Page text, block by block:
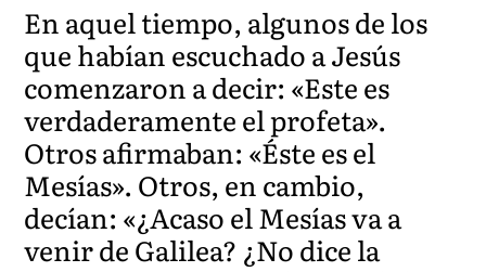
En aquel tiempo, algunos de los
que habían escuchado a Jesús
comenzaron a decir: «Este es
verdaderamente el profeta».
Otros afirmaban: «Éste es el
Mesías». Otros, en cambio,
decían: «¿Acaso el Mesías va a
venir de Galilea? ¿No dice la